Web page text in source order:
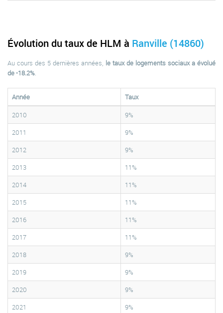
Évolution du taux de HLM à Ranville (14860)
Au cours des 5 dernières années, le taux de logements sociaux a évolué
de -18.2%.
Année
Taux
2010
9%
2011
9%
2012
9%
2013
11%
2014
11%
2015
11%
2016
11%
2017
11%
2018
9%
2019
9%
2020
9%
2021
9%